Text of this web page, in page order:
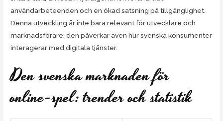
användarbeteenden och en ökad satsning på tillgänglighet.
Denna utveckling är inte bara relevant för utvecklare och
marknadsförare; den påverkar även hur svenska konsumenter
interagerar med digitala tjänster.
Den svenska marknaden för
online-spel: trender och statistik